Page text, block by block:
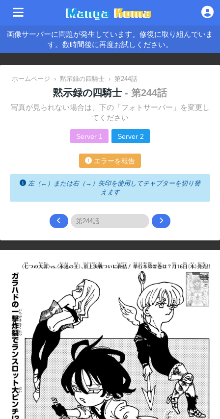
画像サーバーに問題が発生しています。修復に取り組んでいま
す。数時間後に再度お試しください。
ホームページ › 黙示録の四騎士 › 第244話
黙示録の四騎士 - 第244話
写真が見られない場合は、下の「フォトサーバー」を変更し
てください
Server 1 Server 2
エラーを報告
左（←）または右（→）矢印を使用してチャプターを切り替
えます